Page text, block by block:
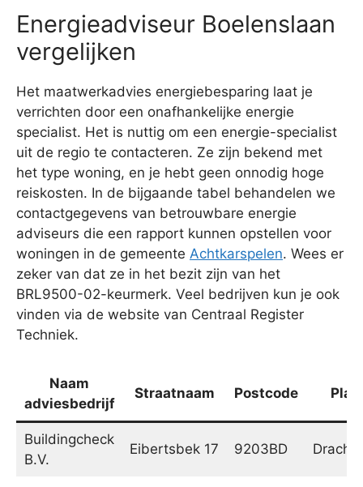
Energieadviseur Boelenslaan
vergelijken
Het maatwerkadvies energiebesparing laat je
verrichten door een onafhankelijke energie
specialist. Het is nuttig om een energie-specialist
uit de regio te contacteren. Ze zijn bekend met
het type woning, en je hebt geen onnodig hoge
reiskosten. In de bijgaande tabel behandelen we
contactgegevens van betrouwbare energie
adviseurs die een rapport kunnen opstellen voor
woningen in de gemeente Achtkarspelen. Wees er
zeker van dat ze in het bezit zijn van het
BRL9500-02-keurmerk. Veel bedrijven kun je ook
vinden via de website van Centraal Register
Techniek.
Naam
adviesbedrijf
Straatnaam Postcode
Buildingcheck
B.V.
Eibertsbek 17 9203BD